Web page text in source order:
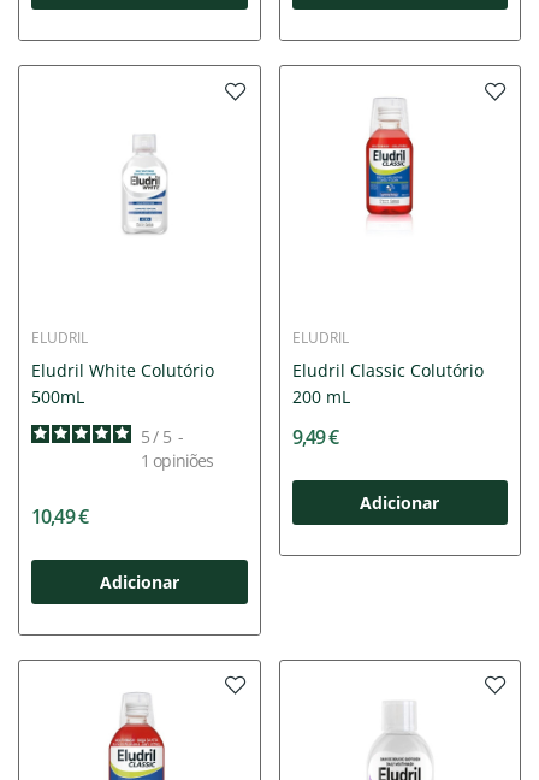
ELUDRIL
Eludril White Colutório
500mL
5/ 5 -
1 opiniões
10,49 €
Adicionar
ELUDRIL
Eludril Classic Colutório
200 mL
9,49 €
Adicionar